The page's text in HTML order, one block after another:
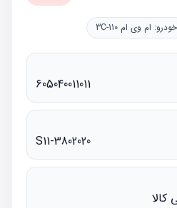
خودرو: ام وی ام 110-3C
605040011011
S11-3802020